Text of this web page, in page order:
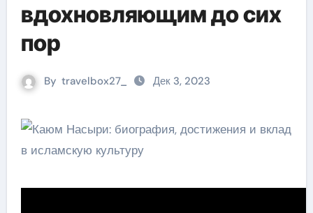
вдохновляющим до сих
пор
By travelbox27_ Дек 3, 2023